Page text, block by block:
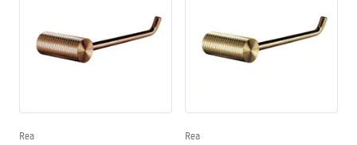
Rea Rea